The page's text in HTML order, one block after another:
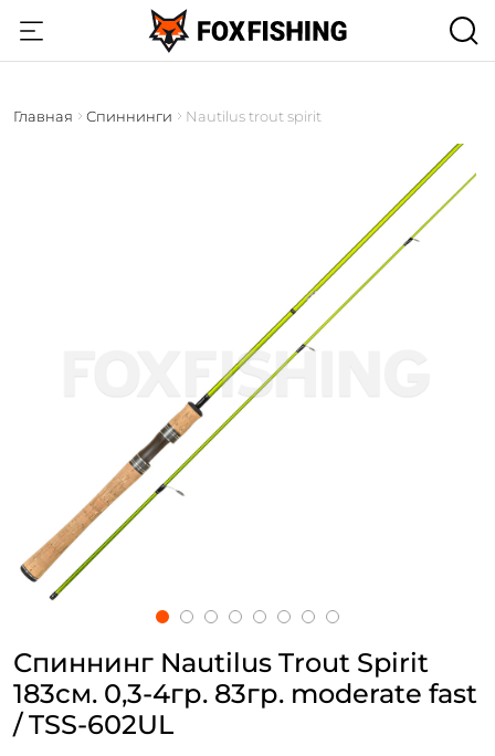
Главная Спиннинги Nautilus trout spirit
Спиннинг Nautilus Trout Spirit
183см. 0,3-4гр. 83гр. moderate fast
/ TSS-602UL